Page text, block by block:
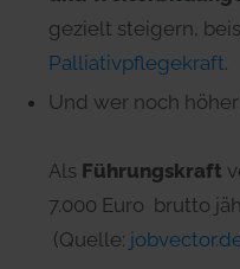
gezielt steigern,
Palliativpflegekraft.
Und wer noch
Als Führungskraft
7.000 Euro
(Quelle: